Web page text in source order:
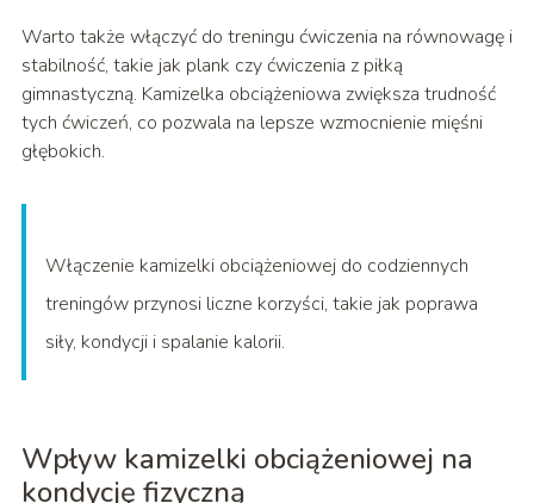
Warto także włączyć do treningu ćwiczenia na równowagę i
stabilność, takie jak plank czy ćwiczenia z piłką
gimnastyczną. Kamizelka obciążeniowa zwiększa trudność
tych ćwiczeń, co pozwala na lepsze wzmocnienie mięśni
głębokich.
Włączenie kamizelki obciążeniowej do codziennych
treningów przynosi liczne korzyści, takie jak poprawa
siły, kondycji i spalanie kalorii.
Wpływ kamizelki obciążeniowej na
kondycję fizyczną